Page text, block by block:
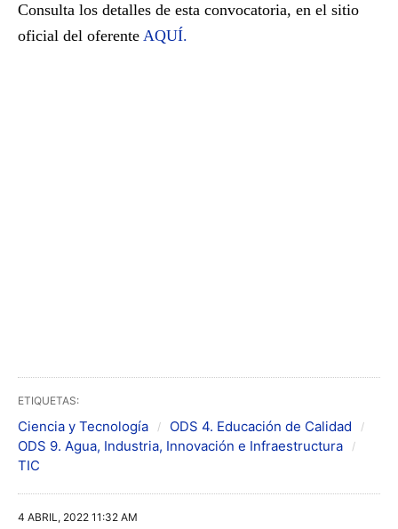
Consulta los detalles de esta convocatoria, en el sitio
oficial del oferente AQUÍ.
ETIQUETAS:
Ciencia y Tecnología
ODS 4. Educación de Calidad
ODS 9. Agua, Industria, Innovación e Infraestructura
TIC
4 ABRIL, 2022 11:32 AM